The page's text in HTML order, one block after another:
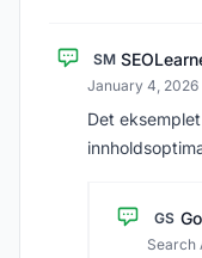
SM
January 4, 2026
Det
GS
Search